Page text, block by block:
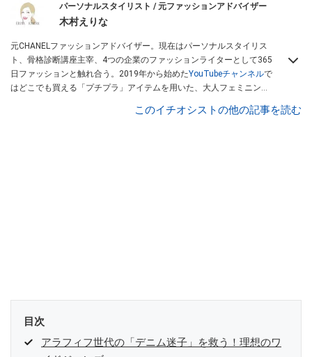
パーソナルスタイリスト / 元ファッションアドバイザー
木村えりな
元CHANELファッションアドバイザー。現在はパーソナルスタイリス
ト、骨格診断講座主宰、4つの企業のファッションライターとして365
日ファッションと触れ合う。2019年から始めたYouTubeチャンネルで
はどこでも買える「プチプラ」アイテムを用いた、大人フェミニンコ
このイチオシストの他の記事を読む
目次
アラフィフ世代の「デニム迷子」を救う！理想のワ